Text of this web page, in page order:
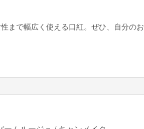
まで幅広く使える口紅。ぜひ、自分のお